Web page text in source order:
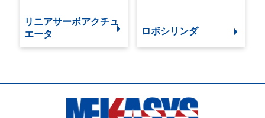
リニアサーボアクチュ
エータ
ロボシリンダ